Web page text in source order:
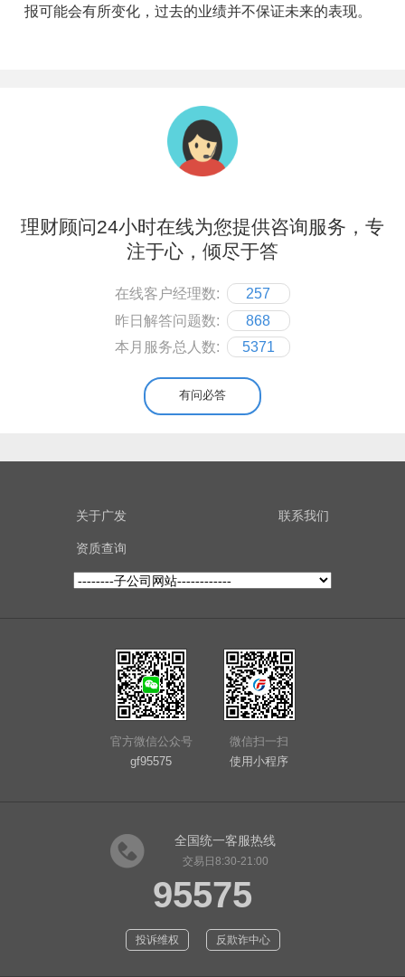
报可能会有所变化，过去的业绩并不保证未来的表现。
理财顾问24小时在线为您提供咨询服务，专
注于心，倾尽于答
在线客户经理数:
257
昨日解答问题数:
868
本月服务总人数:
5371
有问必答
关于广发 联系我们
资质查询
官方微信公众号
gf95575
微信扫一扫
使用小程序
全国统一客服热线
交易日8:30-21:00
95575
投诉维权 反欺诈中心